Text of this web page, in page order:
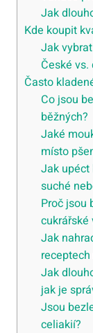
Jak
Kde koupit
Jak
České
Často
Co jsou
běžných?
Jaké
místo
Jak upéct
suché
Proč jsou
cukrářské
Jak
Jak
jak je
Jsou
celiakií?